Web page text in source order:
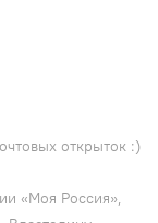
открыток :)
«Моя Россия»,